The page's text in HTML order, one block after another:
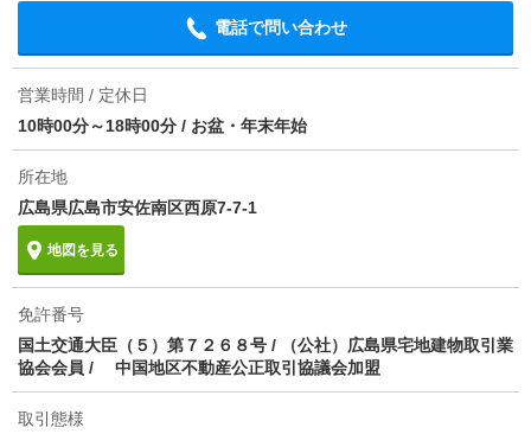
水道代 ２０００円（月額）
次回更新予定日 2026/08/14
電話で問い合わせ
営業時間 / 定休日
10時00分～18時00分 / お盆・年末年始
所在地
広島県広島市安佐南区西原7-7-1
地図を見る
免許番号
国土交通大臣（５）第７２６８号 / （公社）広島県宅地建物取引業
協会会員 / 中国地区不動産公正取引協議会加盟
取引態様